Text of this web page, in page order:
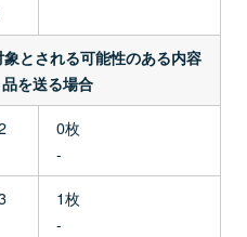
とされる可能性のある内容
品を送る場合
0枚
-
1枚
-